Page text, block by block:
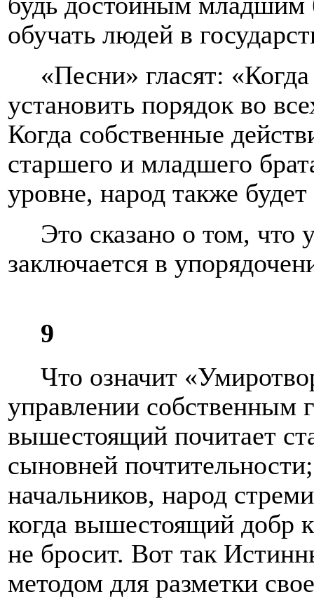
обучать людей в
«Песни» гласят:
установить порядок во
Когда собственные
старшего и младшего
уровне, народ также
Это сказано о том, что
заключается в
9
Что означит
управлении собственным
вышестоящий почитает
сыновней
начальников, народ
когда вышестоящий добр
не бросит. Вот так
методом для разметки